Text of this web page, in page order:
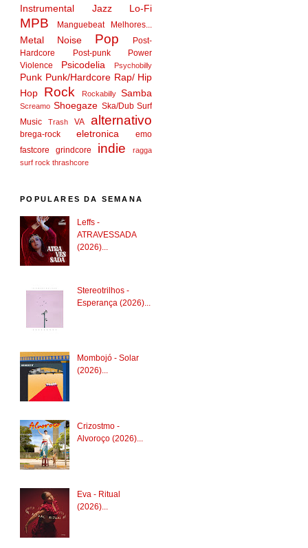
Instrumental Jazz Lo-Fi
MPB Manguebeat Melhores...
Metal Noise Pop
Post-
Hardcore
Post-punk
Power
Violence
Psicodelia Psychobilly
Punk Punk/Hardcore Rap/ Hip
Hop
Rock Rockabilly Samba
Screamo Shoegaze Ska/Dub Surf
Music
Trash VA alternativo
brega-rock eletronica
emo
fastcore
grindcore indie
ragga
surf rock thrashcore
POPULARES DA SEMANA
Leffs -
ATRAVESSADA
(2026)...
Stereotrilhos -
Esperança (2026)...
Mombojó - Solar
(2026)...
Crizostmo -
Alvoroço (2026)...
Eva - Ritual
(2026)...